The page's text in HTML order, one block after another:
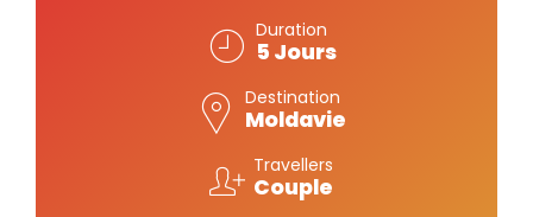
Duration
5 Jours
Destination
Moldavie
Travellers
Couple